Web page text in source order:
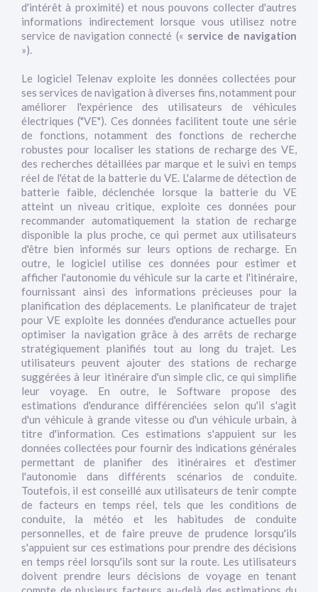
d'intérêt à proximité) et nous pouvons collecter d'autres
informations indirectement lorsque vous utilisez notre
service de navigation connecté (« service de navigation
»).
Le logiciel Telenav exploite les données collectées pour
ses services de navigation à diverses fins, notamment pour
améliorer l'expérience des utilisateurs de véhicules
électriques ("VE"). Ces données facilitent toute une série
de fonctions, notamment des fonctions de recherche
robustes pour localiser les stations de recharge des VE,
des recherches détaillées par marque et le suivi en temps
réel de l'état de la batterie du VE. L'alarme de détection de
batterie faible, déclenchée lorsque la batterie du VE
atteint un niveau critique, exploite ces données pour
recommander automatiquement la station de recharge
disponible la plus proche, ce qui permet aux utilisateurs
d'être bien informés sur leurs options de recharge. En
outre, le logiciel utilise ces données pour estimer et
afficher l'autonomie du véhicule sur la carte et l'itinéraire,
fournissant ainsi des informations précieuses pour la
planification des déplacements. Le planificateur de trajet
pour VE exploite les données d'endurance actuelles pour
optimiser la navigation grâce à des arrêts de recharge
stratégiquement planifiés tout au long du trajet. Les
utilisateurs peuvent ajouter des stations de recharge
suggérées à leur itinéraire d'un simple clic, ce qui simplifie
leur voyage. En outre, le Software propose des
estimations d'endurance différenciées selon qu'il s'agit
d'un véhicule à grande vitesse ou d'un véhicule urbain, à
titre d'information. Ces estimations s'appuient sur les
données collectées pour fournir des indications générales
permettant de planifier des itinéraires et d'estimer
l'autonomie dans différents scénarios de conduite.
Toutefois, il est conseillé aux utilisateurs de tenir compte
de facteurs en temps réel, tels que les conditions de
conduite, la météo et les habitudes de conduite
personnelles, et de faire preuve de prudence lorsqu'ils
s'appuient sur ces estimations pour prendre des décisions
en temps réel lorsqu'ils sont sur la route. Les utilisateurs
doivent prendre leurs décisions de voyage en tenant